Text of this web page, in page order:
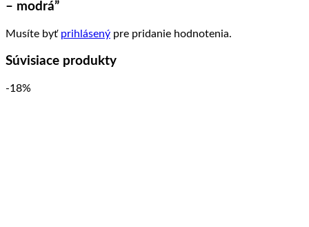
– modrá”
Musíte byť prihlásený pre pridanie hodnotenia.
Súvisiace produkty
-18%